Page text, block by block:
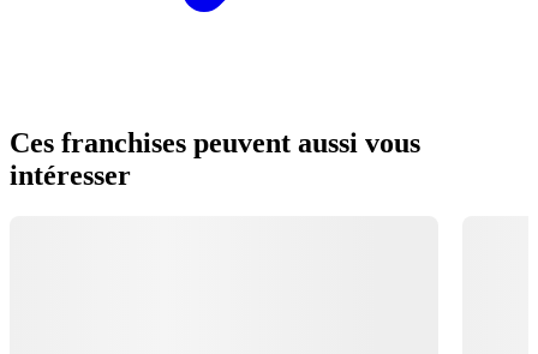
Ces franchises peuvent aussi vous
intéresser